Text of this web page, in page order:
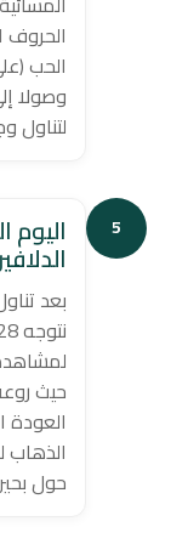
الحروف
الحب
وصولا
لتناول
5
بعد
حيث
العودة
حول